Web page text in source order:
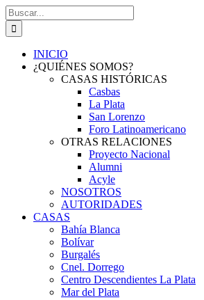
Saltar
al
contenido
Buscar:
INICIO
¿QUIÉNES SOMOS?
CASAS HISTÓRICAS
Casbas
La Plata
San Lorenzo
Foro Latinoamericano
OTRAS RELACIONES
Proyecto Nacional
Alumni
Acyle
NOSOTROS
AUTORIDADES
CASAS
Bahía Blanca
Bolívar
Burgalés
Cnel. Dorrego
Centro Descendientes La Plata
Mar del Plata